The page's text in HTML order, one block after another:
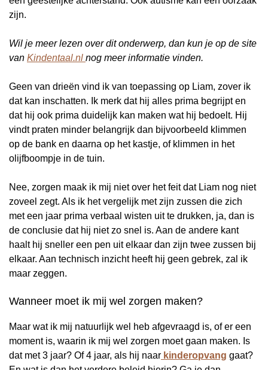
zijn.
Wil je meer lezen over dit onderwerp, dan kun je op de site
van Kindentaal.nl nog meer informatie vinden.
Geen van drieën vind ik van toepassing op Liam, zover ik
dat kan inschatten. Ik merk dat hij alles prima begrijpt en
dat hij ook prima duidelijk kan maken wat hij bedoelt. Hij
vindt praten minder belangrijk dan bijvoorbeeld klimmen
op de bank en daarna op het kastje, of klimmen in het
olijfboompje in de tuin.
Nee, zorgen maak ik mij niet over het feit dat Liam nog niet
zoveel zegt. Als ik het vergelijk met zijn zussen die zich
met een jaar prima verbaal wisten uit te drukken, ja, dan is
de conclusie dat hij niet zo snel is. Aan de andere kant
haalt hij sneller een pen uit elkaar dan zijn twee zussen bij
elkaar. Aan technisch inzicht heeft hij geen gebrek, zal ik
maar zeggen.
Wanneer moet ik mij wel zorgen maken?
Maar wat ik mij natuurlijk wel heb afgevraagd is, of er een
moment is, waarin ik mij wel zorgen moet gaan maken. Is
dat met 3 jaar? Of 4 jaar, als hij naar kinderopvang gaat?